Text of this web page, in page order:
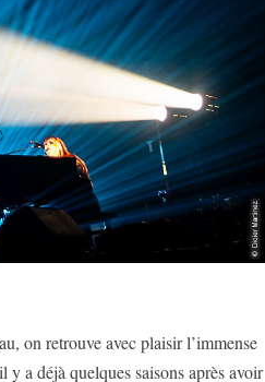
on retrouve avec plaisir l’immense
y a déjà quelques saisons après avoir